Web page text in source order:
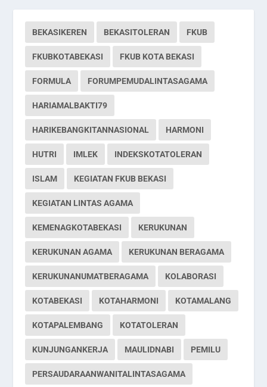
BEKASIKEREN BEKASITOLERAN FKUB
FKUBKOTABEKASI FKUB KOTA BEKASI
FORMULA FORUMPEMUDALINTASAGAMA
HARIAMALBAKTI79
HARIKEBANGKITANNASIONAL HARMONI
HUTRI IMLEK INDEKSKOTATOLERAN
ISLAM KEGIATAN FKUB BEKASI
KEGIATAN LINTAS AGAMA
KEMENAGKOTABEKASI KERUKUNAN
KERUKUNAN AGAMA KERUKUNAN BERAGAMA
KERUKUNANUMATBERAGAMA KOLABORASI
KOTABEKASI KOTAHARMONI KOTAMALANG
KOTAPALEMBANG KOTATOLERAN
KUNJUNGANKERJA MAULIDNABI PEMILU
PERSAUDARAANWANITALINTASAGAMA